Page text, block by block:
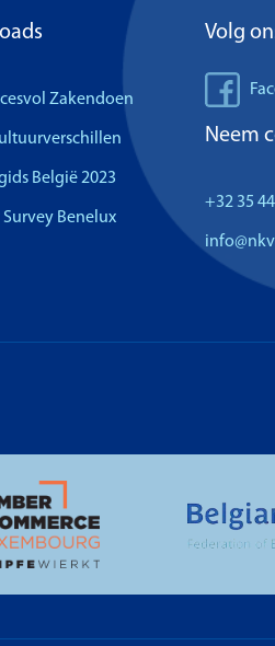
Zakendoen
België 2023
Benelux
Volg
Neem
+32 35